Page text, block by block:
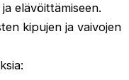
elävöittämiseen.
kipujen ja vaivojen